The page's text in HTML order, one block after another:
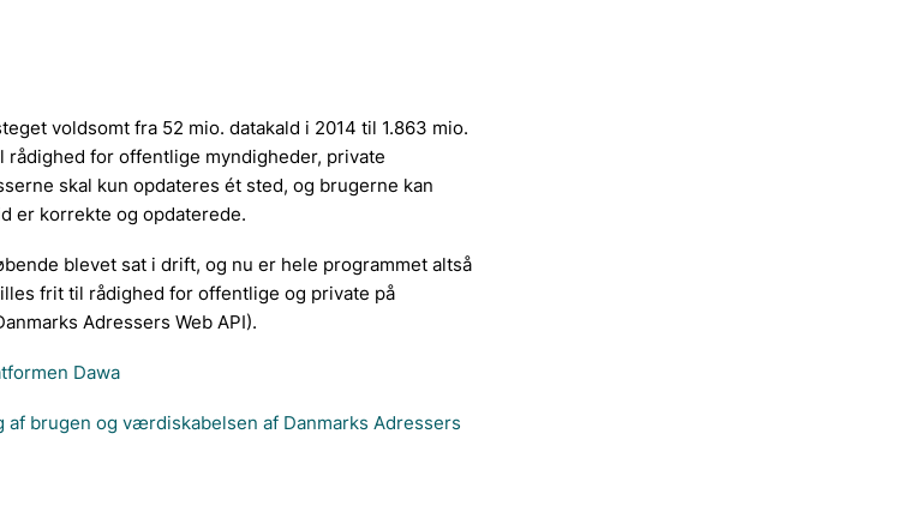
voldsomt fra 52 mio. datakald i 2014 til 1.863 mio.
rådighed for offentlige myndigheder, private
skal kun opdateres ét sted, og brugerne kan
er korrekte og opdaterede.
blevet sat i drift, og nu er hele programmet altså
frit til rådighed for offentlige og private på
Adressers Web API).
Dawa
af brugen og værdiskabelsen af Danmarks Adressers